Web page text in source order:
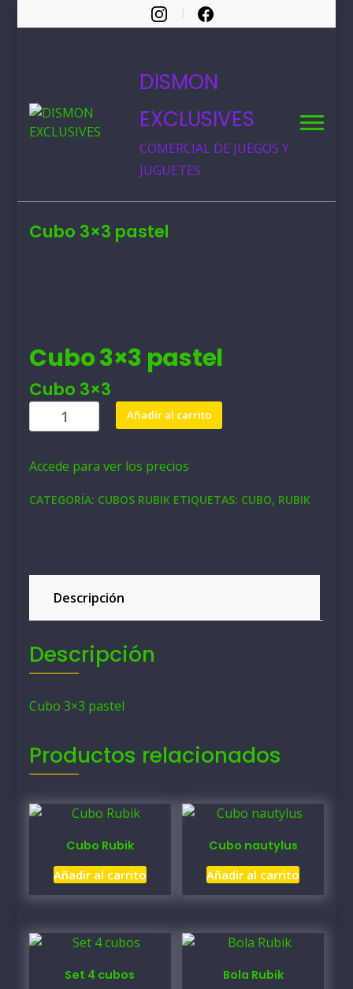
DISMON
EXCLUSIVES
COMERCIAL DE JUEGOS Y
JUGUETES
Cubo 3×3 pastel
Cubo 3×3 pastel
Cubo 3×3
3x3
cantidad
Añadir al carrito
Accede para ver los precios
CATEGORÍA: CUBOS RUBIK ETIQUETAS: CUBO, RUBIK
Descripción
Descripción
Cubo 3×3 pastel
Productos relacionados
Cubo Rubik
Añadir al carrito
Cubo nautylus
Añadir al carrito
Set 4 cubos
Bola Rubik